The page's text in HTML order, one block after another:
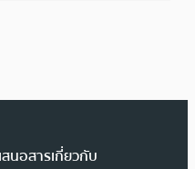
นอสารเกี่ยวกับ